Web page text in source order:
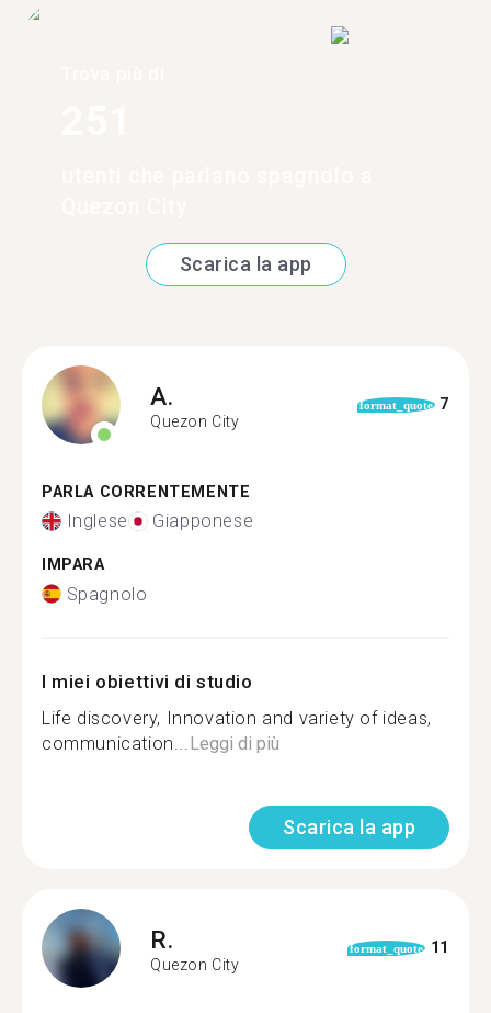
Scarica la app
A.
Quezon City
format_quote 7
PARLA CORRENTEMENTE
Inglese Giapponese
IMPARA
Spagnolo
I miei obiettivi di studio
Life discovery, Innovation and variety of ideas,
communication... Leggi di più
Scarica la app
R.
Quezon City
format_quote 11